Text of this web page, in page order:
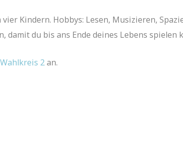
Kindern. Hobbys: Lesen, Musizieren,
damit du bis ans Ende deines Lebens spielen
Wahlkreis 2an.